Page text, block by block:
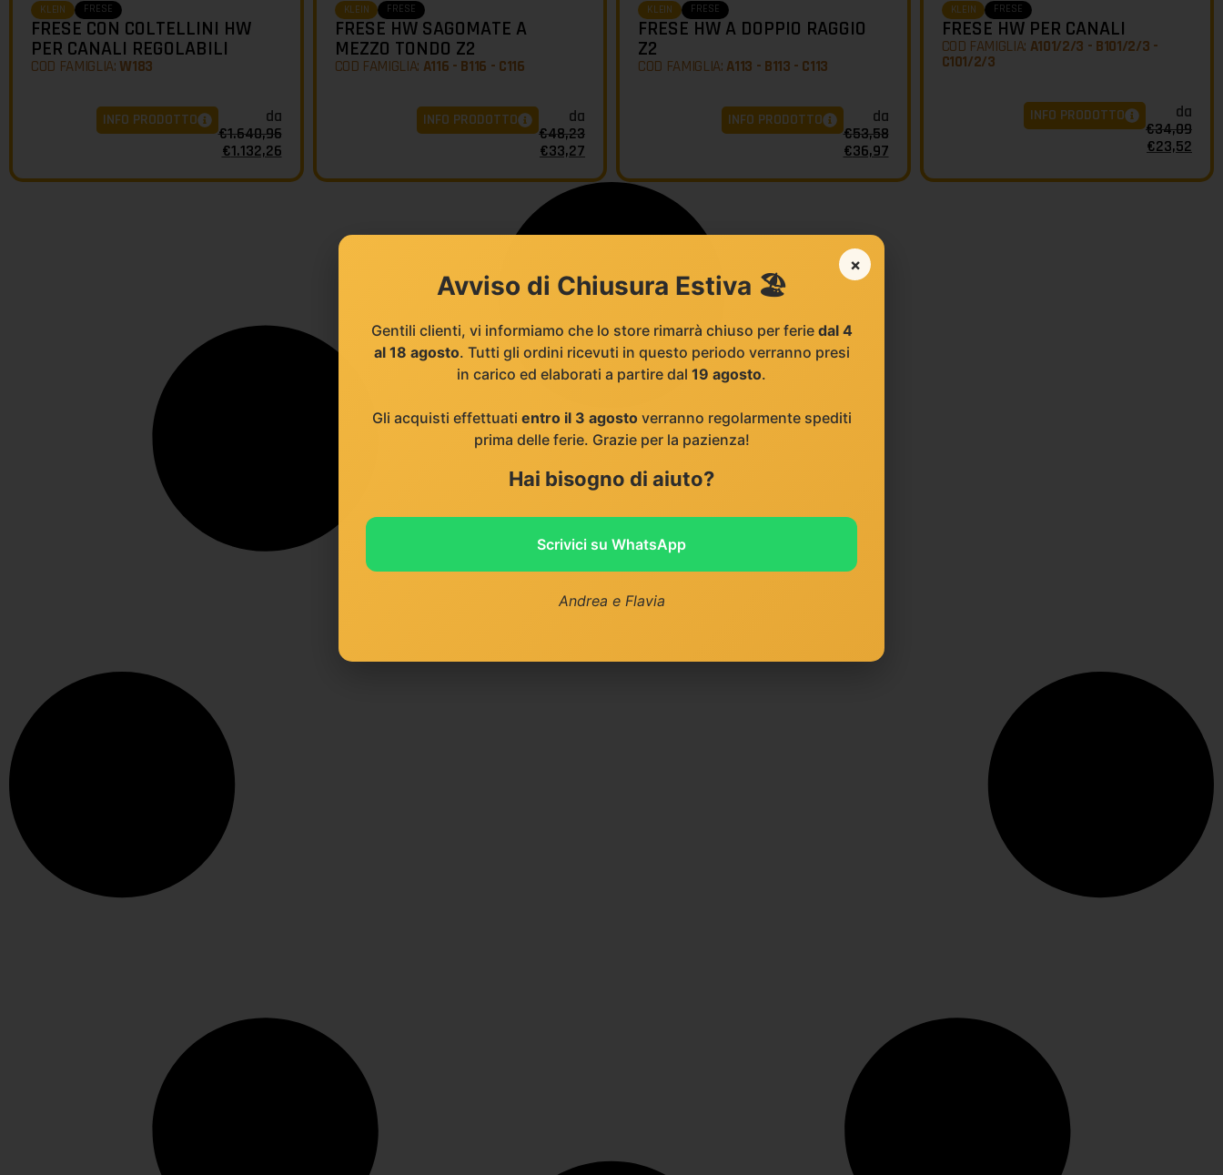
KLEIN FRESE
FRESE CON COLTELLINI HW
PER CANALI REGOLABILI
COD FAMIGLIA: W183
da
€1.640,96
€1.132,26
INFO PRODOTTO
KLEIN FRESE
FRESE HW SAGOMATE A
MEZZO TONDO Z2
COD FAMIGLIA: A116 - B116 - C116
da
€48,23
€33,27
INFO PRODOTTO
KLEIN FRESE
FRESE HW A DOPPIO RAGGIO
Z2
COD FAMIGLIA:A113 - B113 - C113
da
€53,58
€36,97
INFO PRODOTTO
KLEIN FRESE
FRESE HW PER CANALI
COD FAMIGLIA: A101/2/3 - B101/2/3 -
C101/2/3
da
€34,09
€23,52
INFO PRODOTTO
×
Avviso di Chiusura Estiva 🏖️
Gentili clienti, vi informiamo che lo store rimarrà chiuso per ferie dal 4
al 18 agosto. Tutti gli ordini ricevuti in questo periodo verranno presi
in carico ed elaborati a partire dal 19 agosto.
Gli acquisti effettuati entro il 3 agostoverranno regolarmente spediti
prima delle ferie. Grazie per la pazienza!
Hai bisogno di aiuto?
Scrivici su WhatsApp
Andrea e Flavia